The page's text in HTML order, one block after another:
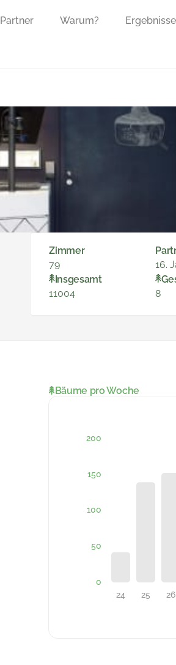
Partner Warum? Ergebnisse
Zimmer
79
16.
Insgesamt
11004
8
Bäume pro Woche